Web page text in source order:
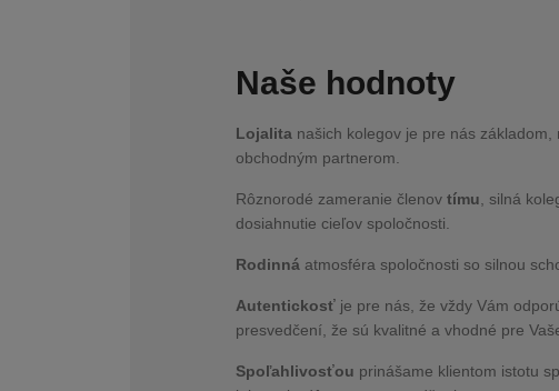
Naše hodnoty
Lojalita našich kolegov je pre nás
obchodným partnerom.
Rôznorodé zameranie členovtímu, silná
dosiahnutie cieľov spoločnosti.
Rodinná atmosféra spoločnosti so silnou
Autentickosť je pre nás, že vždy Vám
presvedčení, že sú kvalitné a vhodné pre
Spoľahlivosťou prinášame klientom istotu